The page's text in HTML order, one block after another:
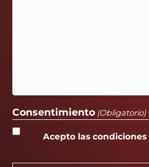
Consentimiento (Obligatorio)
Acepto las